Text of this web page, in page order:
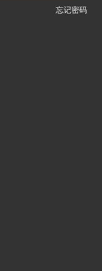
忘记密码